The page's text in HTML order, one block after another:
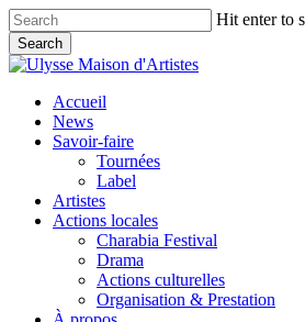
Skip
to
main
content
Hit enter to
Search
Close
search
Menu
Accueil
News
Savoir-faire
Tournées
Label
Artistes
Actions locales
Charabia Festival
Drama
Actions culturelles
Organisation & Prestation